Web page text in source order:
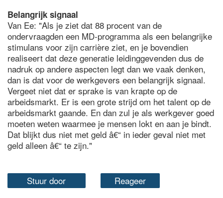
Belangrijk signaal
Van Ee: "Als je ziet dat 88 procent van de
ondervraagden een MD-programma als een belangrijke
stimulans voor zijn carrière ziet, en je bovendien
realiseert dat deze generatie leidinggevenden dus de
nadruk op andere aspecten legt dan we vaak denken,
dan is dat voor de werkgevers een belangrijk signaal.
Vergeet niet dat er sprake is van krapte op de
arbeidsmarkt. Er is een grote strijd om het talent op de
arbeidsmarkt gaande. En dan zul je als werkgever goed
moeten weten waarmee je mensen lokt en aan je bindt.
Dat blijkt dus niet met geld â€“ in ieder geval niet met
geld alleen â€“ te zijn."
Stuur door Reageer